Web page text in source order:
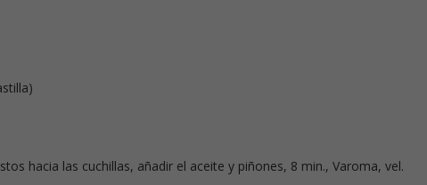
hacia las cuchillas, añadir el aceite y piñones, 8 min., Varoma, vel.